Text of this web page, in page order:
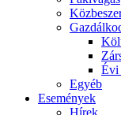
Évi
Egyéb
Események
Hírek